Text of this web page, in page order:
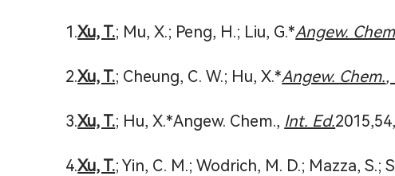
1.Xu, T.; Mu, X.; Peng, H.; Liu, G.*Angew.
2.Xu, T.; Cheung, C. W.; Hu, X.*Angew. Chem.,
3.Xu, T.; Hu, X.*Angew. Chem., Int. Ed.
4.Xu, T.; Yin, C. M.; Wodrich, M. D.; Mazza,